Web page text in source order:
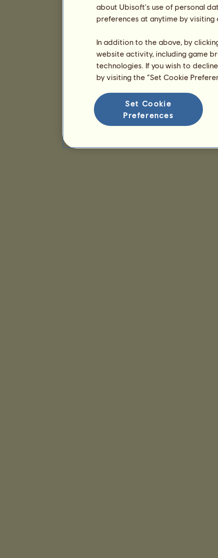
about Ubisoft's use of personal
preferences at anytime by
In addition to the above, by
website activity, including game
technologies. If you wish to
by visiting the “Set Cookie
Set Cookie
Preferences